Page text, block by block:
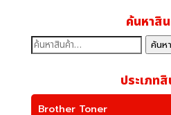
ค้นหาสิ
ค้นหา: ค้นหา
ประเภท
Brother Toner